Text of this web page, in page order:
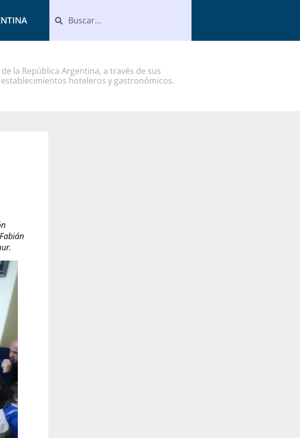
la República Argentina, a través de sus
hoteleros y gastronómicos.